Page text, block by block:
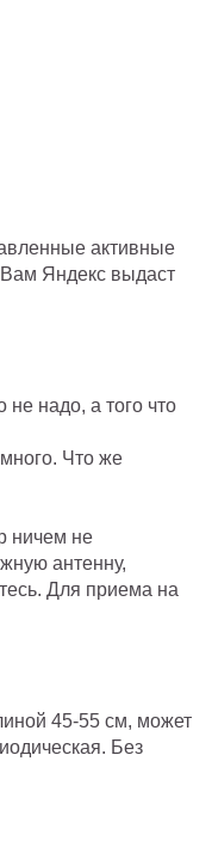
активные
Яндекс выдаст
надо, а того что
Что же
ничем не
антенну,
Для приема на
45-55 см, может
Без